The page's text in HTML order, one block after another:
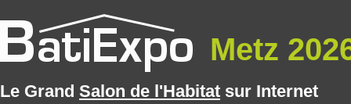
Metz
Le Grand Salon de l'Habitat sur Internet